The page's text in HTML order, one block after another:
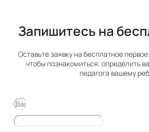
Запишитесь на
Оставьте заявку на бесплатное
чтобы познакомиться, определить
педагога вашему